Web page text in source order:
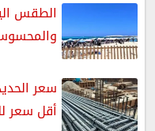
الطقس
والمحسوسة
أقل سعر للطن